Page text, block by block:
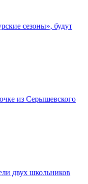
сезоны», будут
из Серышевского
двух школьников